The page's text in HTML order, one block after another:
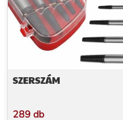
SZERSZÁM
289 db